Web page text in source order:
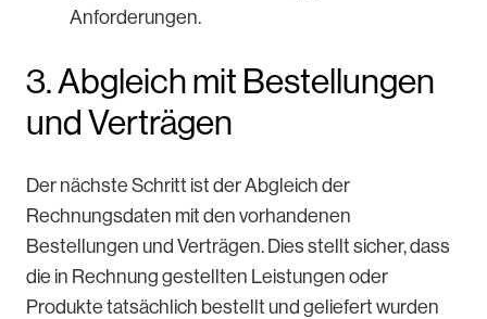
Anforderungen.
3. Abgleich mit Bestellungen
und Verträgen
Der nächste Schritt ist der Abgleich der
Rechnungsdaten mit den vorhandenen
Bestellungen und Verträgen. Dies stellt sicher, dass
die in Rechnung gestellten Leistungen oder
Produkte tatsächlich bestellt und geliefert wurden